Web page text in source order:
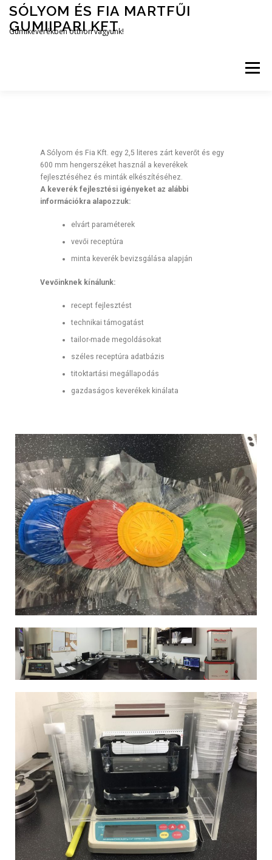
SÓLYOM ÉS FIA MARTFŰI
GUMIIPARI KFT
Gumikeverékben otthon vagyunk!
Menü
KAPCSOLAT
A Sólyom és Fia Kft. egy 2,5 literes zárt keverőt és egy
600 mm hengerszéket használ a keverékek
fejlesztéséhez és minták elkészítéséhez.
A keverék fejlesztési igényeket az alábbi
információkra alapozzuk:
elvárt paraméterek
vevői receptúra
minta keverék bevizsgálása alapján
Vevőinknek kínálunk:
recept fejlesztést
technikai támogatást
tailor-made megoldásokat
széles receptúra adatbázis
titoktartási megállapodás
gazdaságos keverékek kinálata